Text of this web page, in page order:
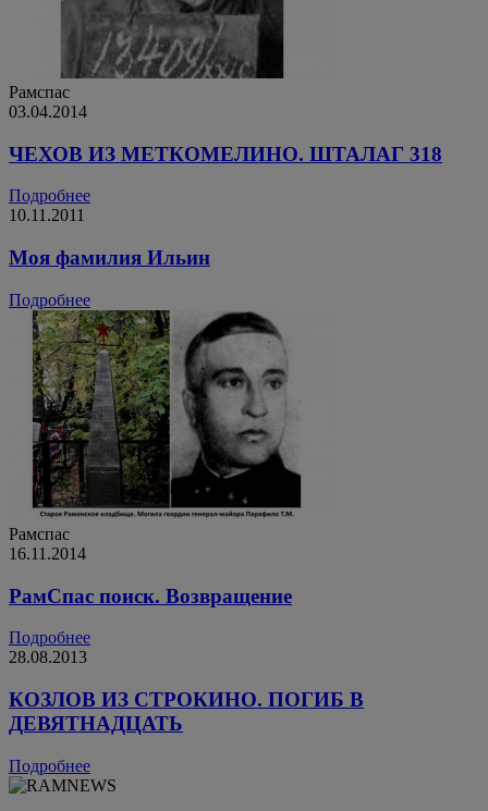
Рамспас
03.04.2014
ЧЕХОВ ИЗ МЕТКОМЕЛИНО. ШТАЛАГ 318
Подробнее
10.11.2011
Моя фамилия Ильин
Подробнее
Рамспас
16.11.2014
РамСпас поиск. Возвращение
Подробнее
28.08.2013
КОЗЛОВ ИЗ СТРОКИНО. ПОГИБ В
ДЕВЯТНАДЦАТЬ
Подробнее